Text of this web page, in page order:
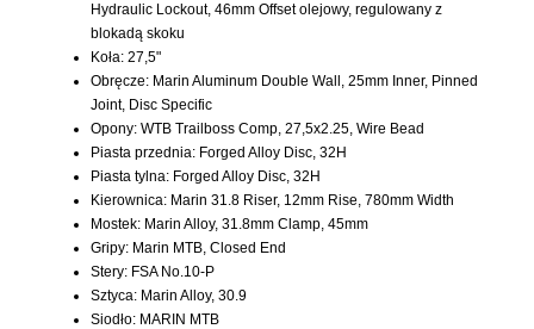
Hydraulic Lockout, 46mm Offset olejowy, regulowany z
blokadą skoku
Koła: 27,5"
Obręcze: Marin Aluminum Double Wall, 25mm Inner, Pinned
Joint, Disc Specific
Opony: WTB Trailboss Comp, 27,5x2.25, Wire Bead
Piasta przednia: Forged Alloy Disc, 32H
Piasta tylna: Forged Alloy Disc, 32H
Kierownica: Marin 31.8 Riser, 12mm Rise, 780mm Width
Mostek: Marin Alloy, 31.8mm Clamp, 45mm
Gripy: Marin MTB, Closed End
Stery: FSA No.10-P
Sztyca: Marin Alloy, 30.9
Siodło: MARIN MTB